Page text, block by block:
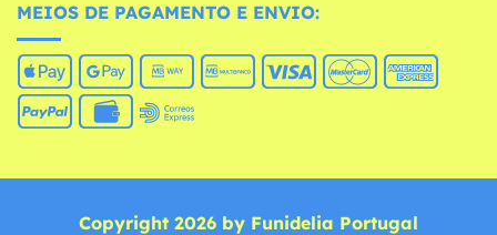
MEIOS DE PAGAMENTO E ENVIO:
Copyright 2026 by Funidelia Portugal